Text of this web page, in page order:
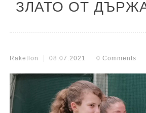
ЗЛАТО ОТ
Raketlon 08.07.2021 0 Comments